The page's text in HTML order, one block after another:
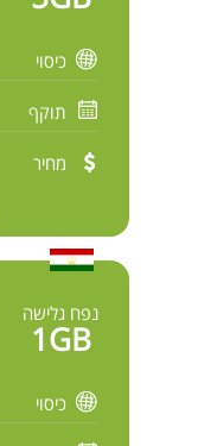
כיסוי
תוקף
מחיר
נפח גלישה
1GB
כיסוי